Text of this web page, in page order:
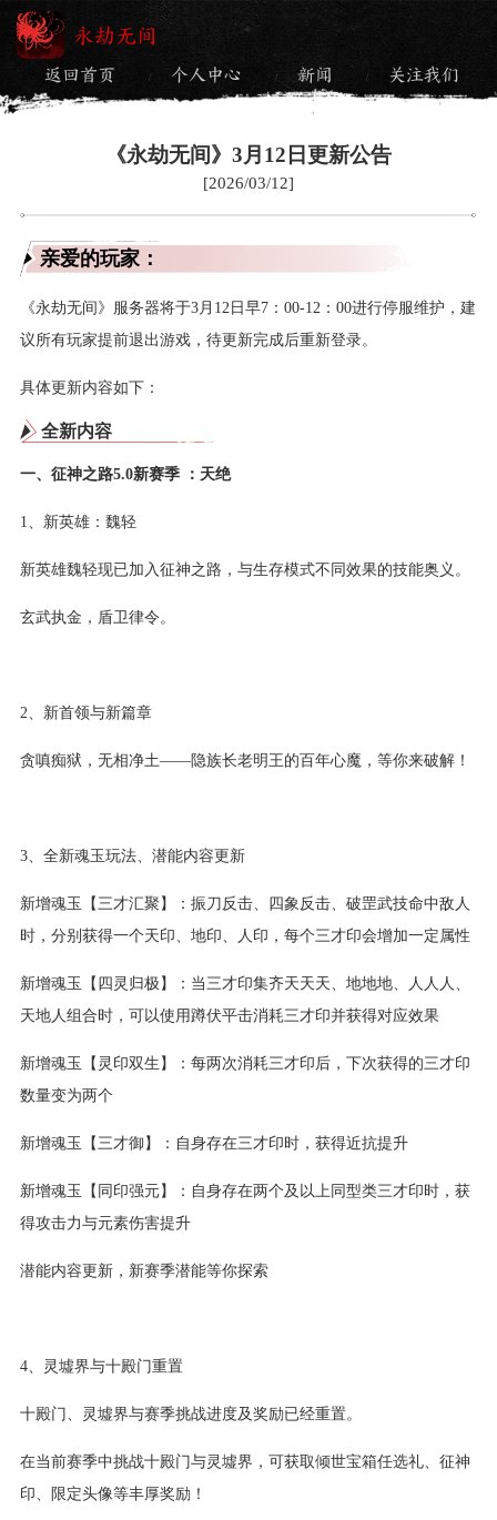
永劫无间
返回首页 / 个人中心 / 新闻 / 关注我们
《永劫无间》3月12日更新公告
[2026/03/12]
亲爱的玩家：
《永劫无间》服务器将于3月12日早7：00-12：00进行停服维护，建
议所有玩家提前退出游戏，待更新完成后重新登录。
具体更新内容如下：
全新内容
一、征神之路5.0新赛季 ：天绝
1、新英雄：魏轻
新英雄魏轻现已加入征神之路，与生存模式不同效果的技能奥义。
玄武执金，盾卫律令。
2、新首领与新篇章
贪嗔痴狱，无相净土——隐族长老明王的百年心魔，等你来破解！
3、全新魂玉玩法、潜能内容更新
新增魂玉【三才汇聚】：振刀反击、四象反击、破罡武技命中敌人
时，分别获得一个天印、地印、人印，每个三才印会增加一定属性
新增魂玉【四灵归极】：当三才印集齐天天天、地地地、人人人、
天地人组合时，可以使用蹲伏平击消耗三才印并获得对应效果
新增魂玉【灵印双生】：每两次消耗三才印后，下次获得的三才印
数量变为两个
新增魂玉【三才御】：自身存在三才印时，获得近抗提升
新增魂玉【同印强元】：自身存在两个及以上同型类三才印时，获
得攻击力与元素伤害提升
潜能内容更新，新赛季潜能等你探索
4、灵墟界与十殿门重置
十殿门、灵墟界与赛季挑战进度及奖励已经重置。
在当前赛季中挑战十殿门与灵墟界，可获取倾世宝箱任选礼、征神
印、限定头像等丰厚奖励！